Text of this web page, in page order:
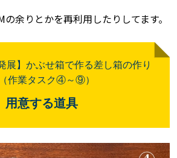
余りとかを再利用したりしてます。
展】かぶせ箱で作る差し箱の作り
（作業タスク④～⑨）
用意する道具